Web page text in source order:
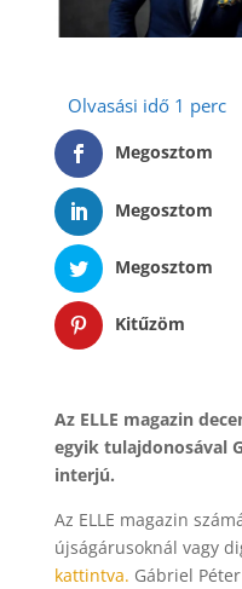
Megosztom
Megosztom
Megosztom
Kitűzöm
Az ELLE magazin
egyik tulajdonosával
interjú.
Az ELLE magazin
újságárusoknál vagy
kattintva. Gábriel